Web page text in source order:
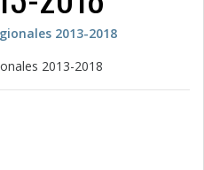
2013-2018
2013-2018